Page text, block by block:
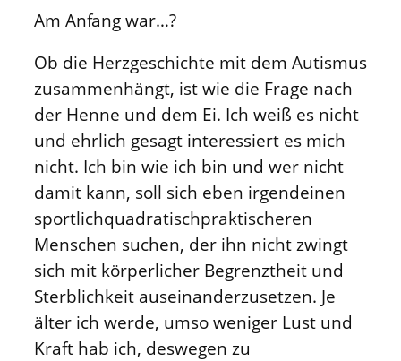
Am Anfang war…?
Ob die Herzgeschichte mit dem Autismus
zusammenhängt, ist wie die Frage nach
der Henne und dem Ei. Ich weiß es nicht
und ehrlich gesagt interessiert es mich
nicht. Ich bin wie ich bin und wer nicht
damit kann, soll sich eben irgendeinen
sportlichquadratischpraktischeren
Menschen suchen, der ihn nicht zwingt
sich mit körperlicher Begrenztheit und
Sterblichkeit auseinanderzusetzen. Je
älter ich werde, umso weniger Lust und
Kraft hab ich, deswegen zu